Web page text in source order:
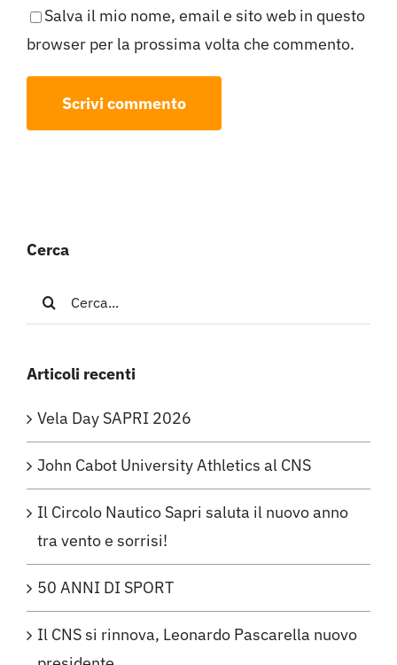
Salva il mio nome, email e sito web in questo
browser per la prossima volta che commento.
Cerca
Cerca
per:
Articoli recenti
Vela Day SAPRI 2026
John Cabot University Athletics al CNS
Il Circolo Nautico Sapri saluta il nuovo anno
tra vento e sorrisi!
50 ANNI DI SPORT
Il CNS si rinnova, Leonardo Pascarella nuovo